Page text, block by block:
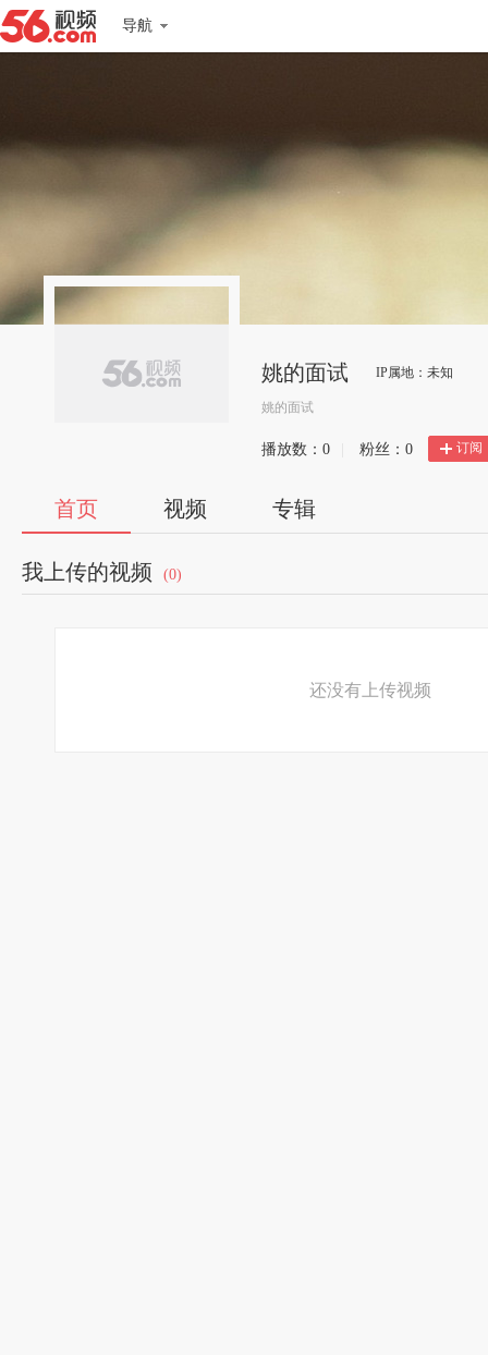
导航
姚的面试 IP属地：未知
姚的面试
播放数： 0 粉丝： 0 订阅
首页 视频 专辑
我上传的视频 (0)
还没有上传视频